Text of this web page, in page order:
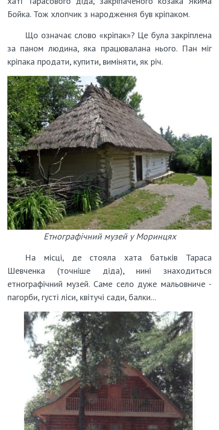
Бойка. Тож хлопчик з народження був кріпаком.
Що означає слово «кріпак»? Це була закріплена
за паном людина, яка працювалана нього. Пан міг
кріпака продати, купити, виміняти, як річ.
Етнографічний музей у Моринцях
На місці, де стояла хата батьків Тараса
Шевченка (точніше діда), нині знаходиться
етнографічний музей. Саме село дуже мальовниче -
пагорби, густі ліси, квітучі сади, балки...